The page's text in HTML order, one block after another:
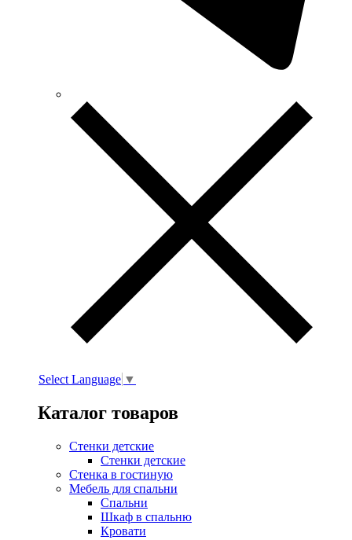
Select Language ▼
Каталог товаров
Стенки детские
Стенки детские
Стенка в гостиную
Мебель для спальни
Спальни
Шкаф в спальню
Кровати